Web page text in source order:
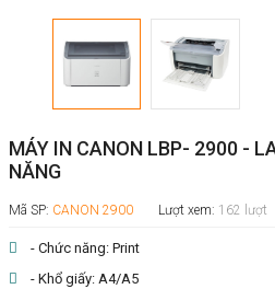
MÁY IN CANON LBP- 2900 -
NĂNG
Mã SP: CANON 2900 Lượt xem: 162 lượt
- Chức năng: Print
- Khổ giấy: A4/A5